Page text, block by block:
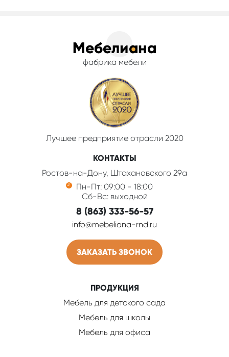
фабрика мебели
Лучшее предприятие отрасли 2020
КОНТАКТЫ
Ростов-на-Дону, Штахановского 29а
Пн-Пт: 09:00 - 18:00
Сб-Вс: выходной
8 (863) 333-56-57
info@mebeliana-rnd.ru
ЗАКАЗАТЬ ЗВОНОК
ПРОДУКЦИЯ
Мебель для детского сада
Мебель для школы
Мебель для офиса